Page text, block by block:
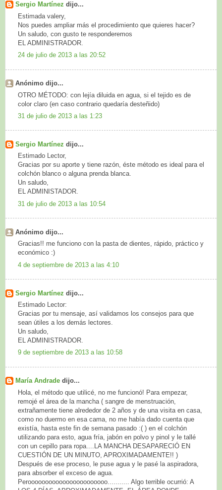
Sergio Martínez dijo...
Estimada valery,
Nos puedes ampliar más el procedimiento que quieres hacer?
Un saludo, con gusto te responderemos
EL ADMINISTRADOR.
24 de julio de 2013 a las 20:52
Anónimo dijo...
OTRO MÉTODO: con lejía diluida en agua, si el tejido es de
color claro (en caso contrario quedaría desteñido)
31 de julio de 2013 a las 1:23
Sergio Martínez dijo...
Estimado Lector,
Gracias por su aporte y tiene razón, éste método es ideal para el
colchón blanco o alguna prenda blanca.
Un saludo,
EL ADMINISTADOR.
31 de julio de 2013 a las 10:54
Anónimo dijo...
Gracias!! me funciono con la pasta de dientes, rápido, práctico y
económico :)
4 de septiembre de 2013 a las 4:10
Sergio Martínez dijo...
Estimado Lector:
Gracias por tu mensaje, así validamos los consejos para que
sean útiles a los demás lectores.
Un saludo,
EL ADMINISTRADOR.
9 de septiembre de 2013 a las 10:58
María Andrade dijo...
Hola, el método que utilicé, no me funcionó! Para empezar,
remojé el área de la mancha ( sangre de menstruación,
extrañamente tiene alrededor de 2 años y de una visita en casa,
como no duermo en esa cama, no me había dado cuenta que
existía, hasta este fin de semana pasado :( ) en el colchón
utilizando para esto, agua fría, jabón en polvo y pinol y le tallé
con un cepillo para ropa....LA MANCHA DESAPARECIÓ EN
CUESTIÓN DE UN MINUTO, APROXIMADAMENTE!! )
Después de ese proceso, le puse agua y le pasé la aspiradora,
para absorber el exceso de agua.
Perooooooooooooooooooooooo........... Algo terrible ocurrió: A